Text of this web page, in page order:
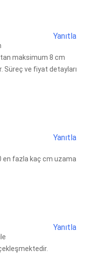
Yanıtla
maksimum 8 cm
Süreç ve fiyat detayları
Yanıtla
en fazla kaç cm uzama
Yanıtla